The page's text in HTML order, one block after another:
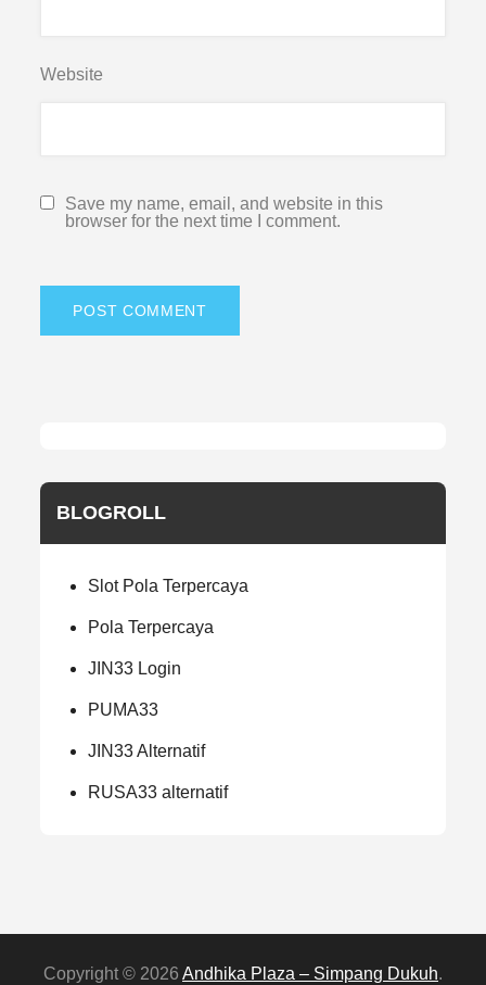
Website
Save my name, email, and website in this
browser for the next time I comment.
BLOGROLL
Slot Pola Terpercaya
Pola Terpercaya
JIN33 Login
PUMA33
JIN33 Alternatif
RUSA33 alternatif
Copyright © 2026 Andhika Plaza – Simpang Dukuh.